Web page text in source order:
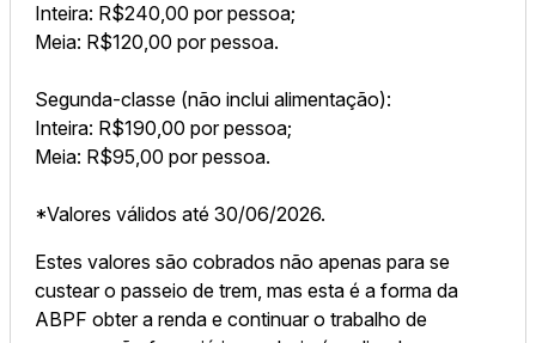
Inteira: R$240,00 por pessoa;
Meia: R$120,00 por pessoa.
Segunda-classe (não inclui alimentação):
Inteira: R$190,00 por pessoa;
Meia: R$95,00 por pessoa.
*Valores válidos até 30/06/2026.
Estes valores são cobrados não apenas para se
custear o passeio de trem, mas esta é a forma da
ABPF obter a renda e continuar o trabalho de